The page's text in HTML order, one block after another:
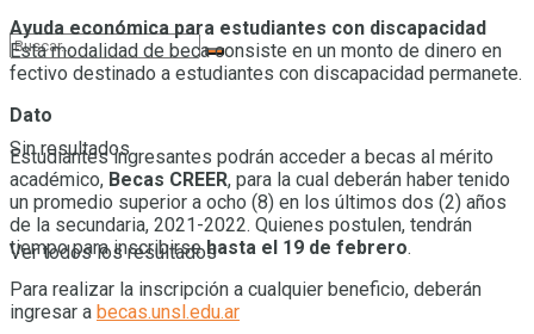
Sin resultados
Ver todos los resultados
Ayuda económica para estudiantes con discapacidad
Esta modalidad de beca consiste en un monto de dinero en
fectivo destinado a estudiantes con discapacidad permanete.
Dato
Estudiantes ingresantes podrán acceder a becas al mérito
académico, Becas CREER, para la cual deberán haber tenido
un promedio superior a ocho (8) en los últimos dos (2) años
de la secundaria, 2021-2022. Quienes postulen, tendrán
tiempo para inscribirsehasta el 19 de febrero.
Para realizar la inscripción a cualquier beneficio, deberán
ingresar a becas.unsl.edu.ar